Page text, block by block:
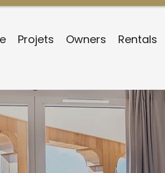
Projets Owners Rentals